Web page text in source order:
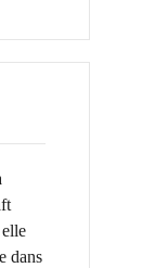
dans